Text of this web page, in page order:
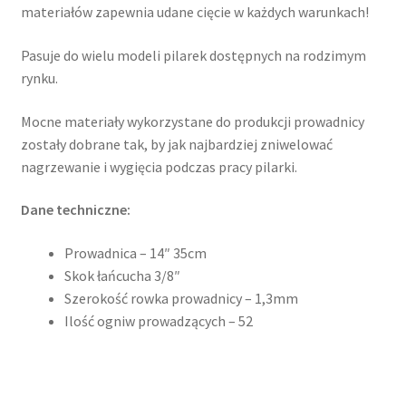
materiałów zapewnia udane cięcie w każdych warunkach!
Pasuje do wielu modeli pilarek dostępnych na rodzimym
rynku.
Mocne materiały wykorzystane do produkcji prowadnicy
zostały dobrane tak, by jak najbardziej zniwelować
nagrzewanie i wygięcia podczas pracy pilarki.
Dane techniczne:
Prowadnica – 14″ 35cm
Skok łańcucha 3/8″
Szerokość rowka prowadnicy – 1,3mm
Ilość ogniw prowadzących – 52